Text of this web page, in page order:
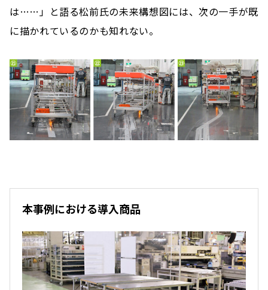
は……」と語る松前氏の未来構想図には、次の一手が既
に描かれているのかも知れない。
本事例における導入商品